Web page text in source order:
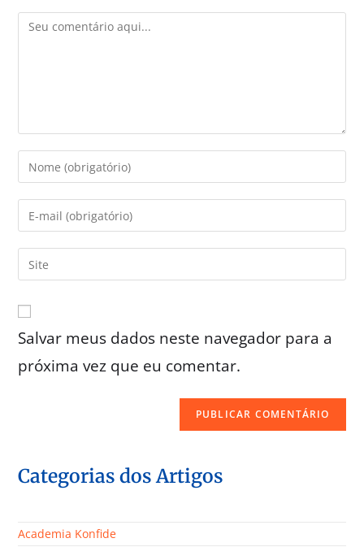
Salvar meus dados neste navegador para a
próxima vez que eu comentar.
Categorias dos Artigos
Academia Konfide